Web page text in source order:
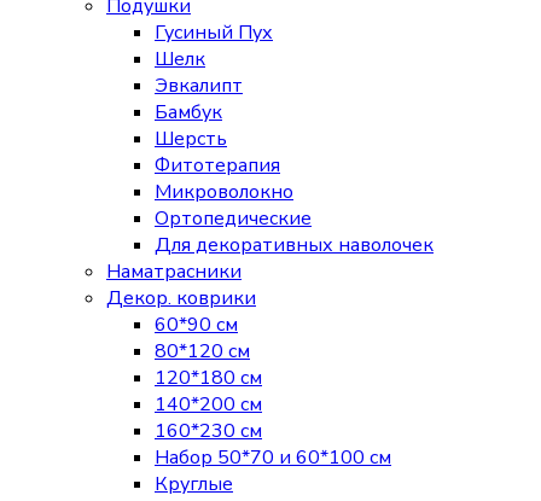
Подушки
Гусиный Пух
Шелк
Эвкалипт
Бамбук
Шерсть
Фитотерапия
Микроволокно
Ортопедические
Для декоративных наволочек
Наматрасники
Декор. коврики
60*90 см
80*120 см
120*180 см
140*200 см
160*230 см
Набор 50*70 и 60*100 см
Круглые